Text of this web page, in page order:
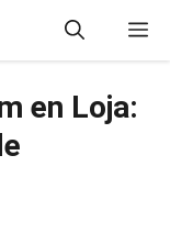
en Loja: